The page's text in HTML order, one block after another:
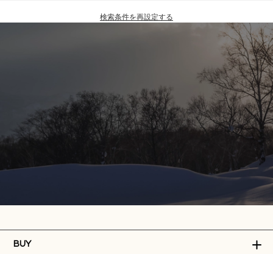
検索条件を再設定する
BUY